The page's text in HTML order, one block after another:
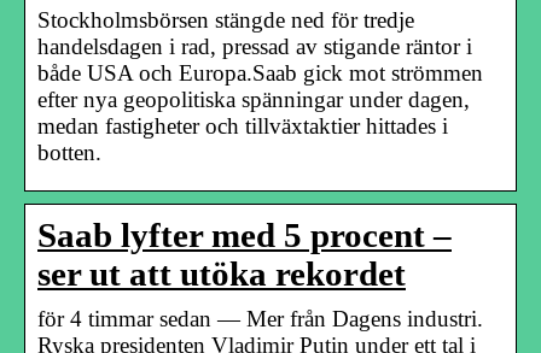
Stockholmsbörsen stängde ned för tredje
handelsdagen i rad, pressad av stigande räntor i
både USA och Europa.Saab gick mot strömmen
efter nya geopolitiska spänningar under dagen,
medan fastigheter och tillväxtaktier hittades i
botten.
Saab lyfter med 5 procent –
ser ut att utöka rekordet
för 4 timmar sedan — Mer från Dagens industri.
Ryska presidenten Vladimir Putin under ett tal i